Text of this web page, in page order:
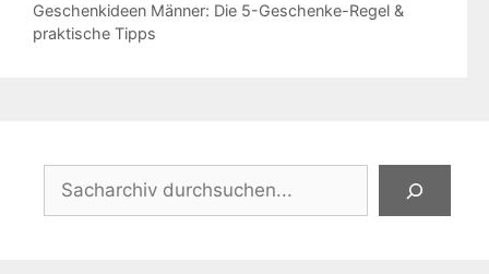
Geschenkideen Männer: Die 5-Geschenke-Regel &
praktische Tipps
Suchen